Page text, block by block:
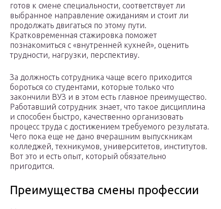
готов к смене специальности, соответствует ли
выбранное направление ожиданиям и стоит ли
продолжать двигаться по этому пути.
Кратковременная стажировка поможет
познакомиться с «внутренней кухней», оценить
трудности, нагрузки, перспективу.
За должность сотрудника чаще всего приходится
бороться со студентами, которые только что
закончили ВУЗ и в этом есть главное преимущество.
Работавший сотрудник знает, что такое дисциплина
и способен быстро, качественно организовать
процесс труда с достижением требуемого результата.
Чего пока еще не дано вчерашним выпускникам
колледжей, техникумов, университетов, институтов.
Вот это и есть опыт, который обязательно
пригодится.
Преимущества смены профессии